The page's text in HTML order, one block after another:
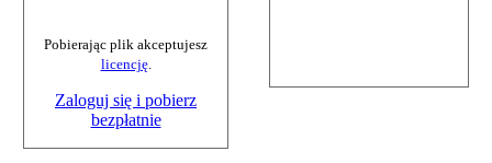
Pobierając plik akceptujesz
licencję.
Zaloguj się i pobierz
bezpłatnie